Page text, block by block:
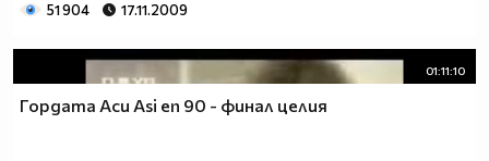
51 904 17.11.2009
01:11:10
Гордата Аси Asi еп 90 - финал целия